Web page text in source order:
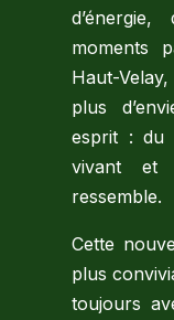
moments
Haut-
plus
esprit : du
vivant et
ressemble.
Cette
plus
toujours